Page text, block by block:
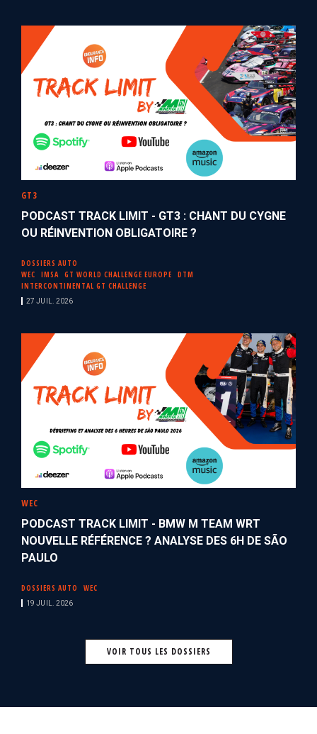
GT3
PODCAST TRACK LIMIT - GT3 : CHANT DU CYGNE
OU RÉINVENTION OBLIGATOIRE ?
DOSSIERS AUTO
WEC
IMSA GT WORLD CHALLENGE EUROPE
DTM
INTERCONTINENTAL GT CHALLENGE
27 JUIL. 2026
WEC
PODCAST TRACK LIMIT - BMW M TEAM WRT
NOUVELLE RÉFÉRENCE ? ANALYSE DES 6H DE SÃO
PAULO
DOSSIERS AUTO WEC
19 JUIL. 2026
VOIR TOUS LES DOSSIERS